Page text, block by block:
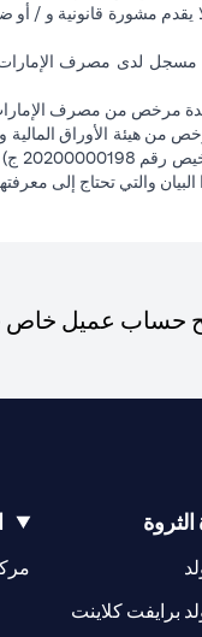
مشورة قانونية و / أو
مرخص من مصرف
والتي تحتاج إلى
حساب عميل خاص
الثروة
برايفت كلاينت